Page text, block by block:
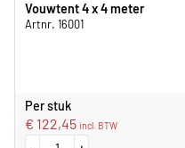
Vouwtent 4 x 4 meter
Artnr. 16001
Per stuk
€ 122,45 incl. BTW